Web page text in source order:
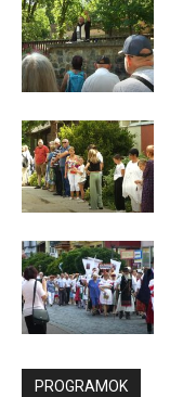
PROGRAMOK